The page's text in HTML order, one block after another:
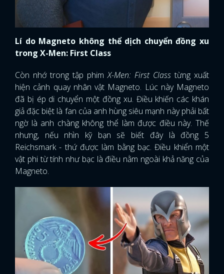
Lí do Magneto không thể dịch chuyển đồng xu
trong X-Men: First Class
Còn nhớ trong tập phim X-Men: First Class từng xuất
hiện cảnh quay nhân vật Magneto. Lúc này Magneto
đã bị ép di chuyển một đồng xu. Điều khiến các khán
giả đặc biệt là fan của anh hùng siêu mạnh này phải bất
ngờ là anh chàng không thể làm được điều này. Thế
nhưng, nếu nhìn kỹ bạn sẽ biết đây là đồng 5
Reichsmark - thứ được làm bằng bạc. Điều khiển một
vật phi từ tính như bạc là điều nằm ngoài khả năng của
Magneto.